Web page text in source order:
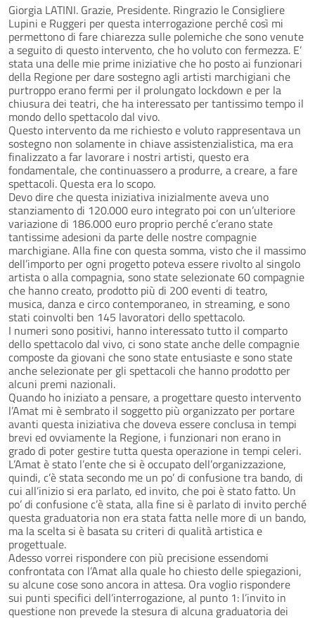
Giorgia LATINI. Grazie, Presidente. Ringrazio le Consigliere
Lupini e Ruggeri per questa interrogazione perché così mi
permettono di fare chiarezza sulle polemiche che sono venute
a seguito di questo intervento, che ho voluto con fermezza. E’
stata una delle mie prime iniziative che ho posto ai funzionari
della Regione per dare sostegno agli artisti marchigiani che
purtroppo erano fermi per il prolungato lockdown e per la
chiusura dei teatri, che ha interessato per tantissimo tempo il
mondo dello spettacolo dal vivo.
Questo intervento da me richiesto e voluto rappresentava un
sostegno non solamente in chiave assistenzialistica, ma era
finalizzato a far lavorare i nostri artisti, questo era
fondamentale, che continuassero a produrre, a creare, a fare
spettacoli. Questa era lo scopo.
Devo dire che questa iniziativa inizialmente aveva uno
stanziamento di 120.000 euro integrato poi con un’ulteriore
variazione di 186.000 euro proprio perché c’erano state
tantissime adesioni da parte delle nostre compagnie
marchigiane. Alla fine con questa somma, visto che il massimo
dell’importo per ogni progetto poteva essere rivolto al singolo
artista o alla compagnia, sono state selezionate 60 compagnie
che hanno creato, prodotto più di 200 eventi di teatro,
musica, danza e circo contemporaneo, in streaming, e sono
stati coinvolti ben 145 lavoratori dello spettacolo.
I numeri sono positivi, hanno interessato tutto il comparto
dello spettacolo dal vivo, ci sono state anche delle compagnie
composte da giovani che sono state entusiaste e sono state
anche selezionate per gli spettacoli che hanno prodotto per
alcuni premi nazionali.
Quando ho iniziato a pensare, a progettare questo intervento
l’Amat mi è sembrato il soggetto più organizzato per portare
avanti questa iniziativa che doveva essere conclusa in tempi
brevi ed ovviamente la Regione, i funzionari non erano in
grado di poter gestire tutta questa operazione in tempi celeri.
L’Amat è stato l’ente che si è occupato dell’organizzazione,
quindi, c’è stata secondo me un po’ di confusione tra bando, di
cui all’inizio si era parlato, ed invito, che poi è stato fatto. Un
po’ di confusione c’è stata, alla fine si è parlato di invito perché
questa graduatoria non era stata fatta nelle more di un bando,
ma la scelta si è basata su criteri di qualità artistica e
progettuale.
Adesso vorrei rispondere con più precisione essendomi
confrontata con l’Amat alla quale ho chiesto delle spiegazioni,
su alcune cose sono ancora in attesa. Ora voglio rispondere
sui punti specifici dell’interrogazione, al punto 1: l’invito in
questione non prevede la stesura di alcuna graduatoria dei